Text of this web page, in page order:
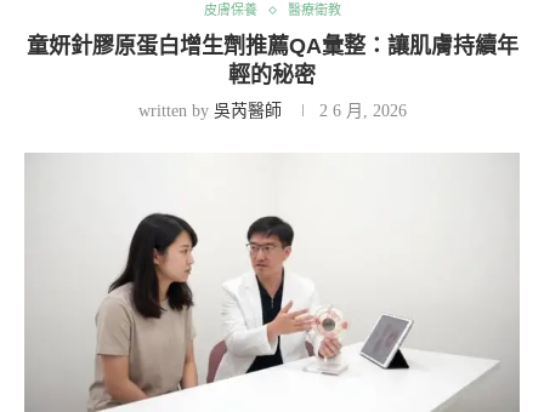
皮膚保養 醫療衛教
童妍針膠原蛋白增生劑推薦QA彙整：讓肌膚持續年
輕的秘密
written by 吳芮醫師 2 6 月, 2026